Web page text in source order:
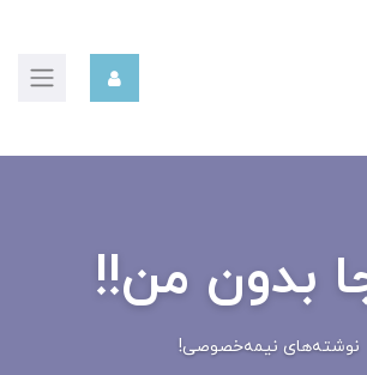
بدون من!!
نوشته‌های نیمه‌خصوصی!